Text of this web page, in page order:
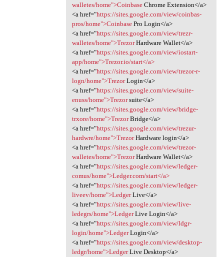
walletes/home">CoinbaseChrome Extension</a>
<a href="https://sites.google.com/view/coinbas-
pros/home">CoinbasePro Login</a>
<a href="https://sites.google.com/view/trezr-
walletes/home">TrezorHardware Wallet</a>
<a href="https://sites.google.com/view/iostart-
app/home">Trezor.io/start</a>
<a href="https://sites.google.com/view/trezor-r-
logn/home">TrezorLogin</a>
<a href="https://sites.google.com/view/suite-
enuss/home">Trezorsuite</a>
<a href="https://sites.google.com/view/bridge-
trxore/home">TrezorBridge</a>
<a href="https://sites.google.com/view/trezur-
hardwre/home">TrezorHardware login</a>
<a href="https://sites.google.com/view/trezor-
walletes/home">TrezorHardware Wallet</a>
<a href="https://sites.google.com/view/ledger-
comus/home">Ledger.com/start</a>
<a href="https://sites.google.com/view/ledger-
liveev/home">LedgerLive</a>
<a href="https://sites.google.com/view/live-
ledegrs/home">LedgerLive Login</a>
<a href="https://sites.google.com/view/ldgr-
login/home">LedgerLogin</a>
<a href="https://sites.google.com/view/desktop-
ledgr/home">LedgerLive Desktop</a>